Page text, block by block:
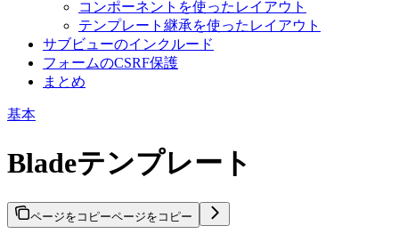
コンポーネントを使ったレイアウト
テンプレート継承を使ったレイアウト
サブビューのインクルード
フォームのCSRF保護
まとめ
基本
Bladeテンプレート
ページをコピーページをコピー